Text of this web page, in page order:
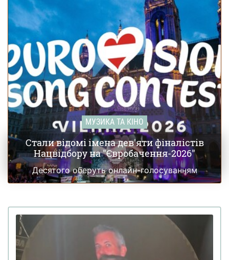
МУЗИКА ТА КІНО
Стали відомі імена дев'яти фіналістів
Нацвідбору на "Євробачення-2026"
Десятого оберуть онлайн-голосуванням